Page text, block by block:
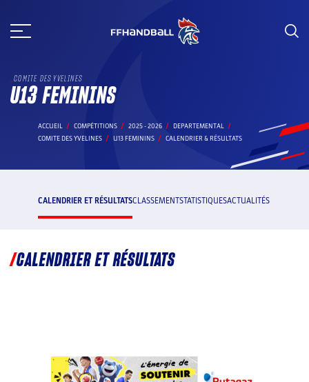
au
COMITE DES YVELINES
U13 FEMININS
ACCUEIL COMPÉTITIONS 2025 - 2026
DEPARTEMENTAL
COMITE DES YVELINES
U13 FEMININS CALENDRIER & RÉSULTATS
CALENDRIER ET RÉSULTATSCLASSEMENTSTATISTIQUESACTUALITÉS
CALENDRIER ET RÉSULTATS